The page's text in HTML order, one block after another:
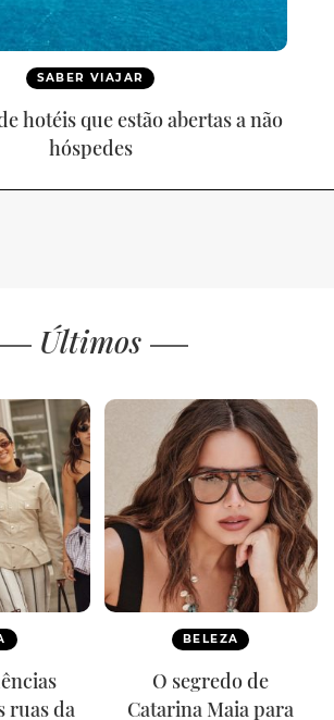
SABER VIAJAR
hotéis que estão abertas a não
hóspedes
Últimos
ruas da
BELEZA
O segredo de
Catarina Maia para